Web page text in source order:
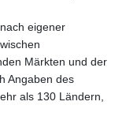
eigener
Märkten und der
Angaben des
als 130 Ländern,